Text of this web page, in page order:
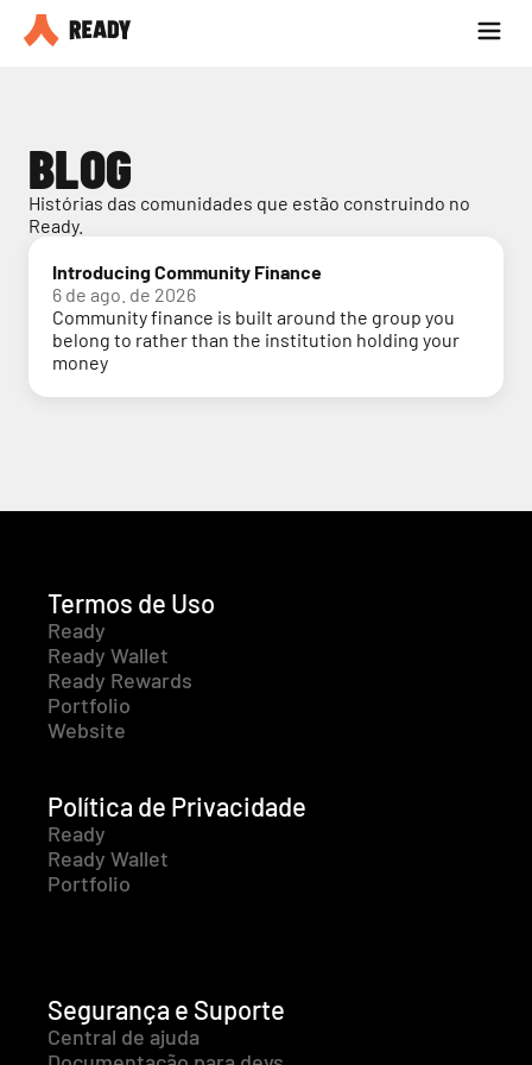
Seja parceiro
BLOG
Histórias das comunidades que estão construindo no
Ready.
Introducing Community Finance
6 de ago. de 2026
Community finance is built around the group you
belong to rather than the institution holding your
money
Termos de Uso
Ready
Ready Wallet
Ready Rewards
Portfolio
Website
Política de Privacidade
Ready
Ready Wallet
Portfolio
Segurança e Suporte
Central de ajuda